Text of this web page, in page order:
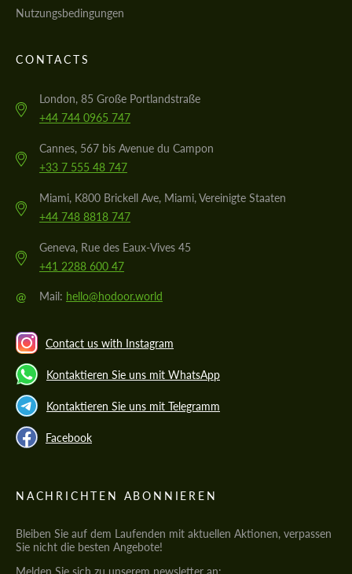
Nutzungsbedingungen
CONTACTS
London, 85 Große Portlandstraße
+44 744 0965 747
Cannes, 567 bis Avenue du Campon
+33 7 555 48 747
Miami, K800 Brickell Ave, Miami, Vereinigte Staaten
+44 748 8818 747
Geneva, Rue des Eaux-Vives 45
+41 2288 600 47
@ Mail: hello@hodoor.world
Contact us with Instagram
Kontaktieren Sie uns mit WhatsApp
Kontaktieren Sie uns mit Telegramm
Facebook
NACHRICHTEN ABONNIEREN
Bleiben Sie auf dem Laufenden mit aktuellen Aktionen, verpassen
Sie nicht die besten Angebote!